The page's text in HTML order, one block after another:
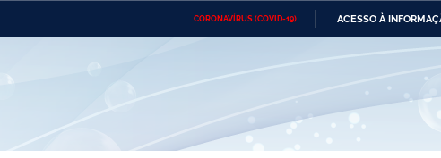
CORONAVÍRUS (COVID-19) ACESSO À
Ministério das Relações
Ministério do Desenvolvimento
Regional